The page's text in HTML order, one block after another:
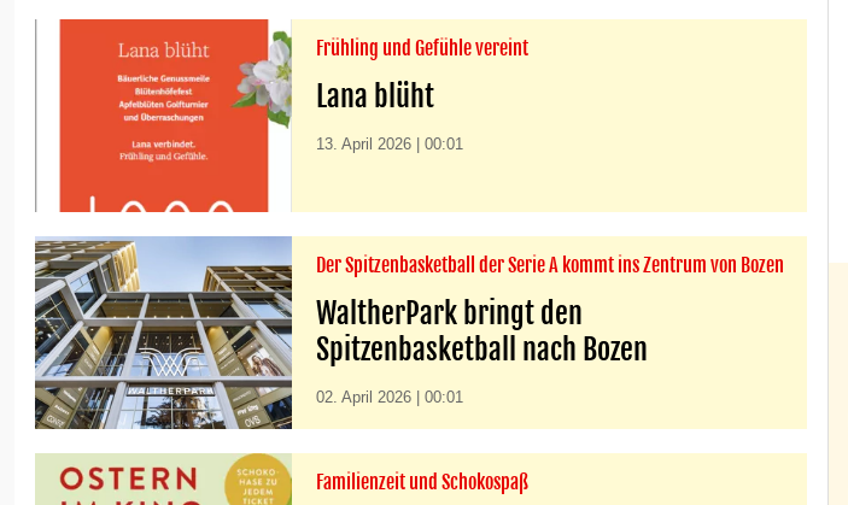
Frühling und Gefühle vereint
Lana blüht
13. April 2026 | 00:01
Der Spitzenbasketball der Serie A kommt ins Zentrum von Bozen
WaltherPark bringt den
Spitzenbasketball nach Bozen
02. April 2026 | 00:01
Familienzeit und Schokospaß